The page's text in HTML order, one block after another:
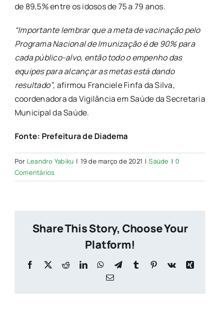
de 89,5% entre os idosos de 75 a 79 anos.
“Importante lembrar que a meta de vacinação pelo
Programa Nacional de Imunização é de 90% para
cada público-alvo, então todo o empenho das
equipes para alcançar as metas está dando
resultado”, afirmou Franciele Finfa da Silva,
coordenadora da Vigilância em Saúde da Secretaria
Municipal da Saúde.
Fonte: Prefeitura de Diadema
Por Leandro Yabiku | 19 de março de 2021 | Saúde | 0
Comentários
Share This Story, Choose Your
Platform!
Facebook
X RedditLinkedInWhatsApp
TelegramTumblr Pinterest
Vk
Xing
E-